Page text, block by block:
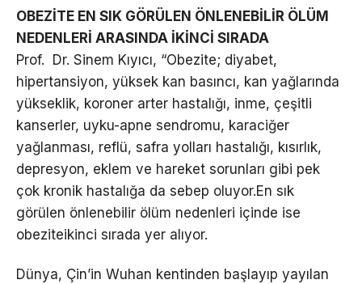
OBEZİTE EN SIK GÖRÜLEN ÖNLENEBİLİR ÖLÜM
NEDENLERİ ARASINDA İKİNCİ SIRADA
Prof. Dr. Sinem Kıyıcı, “Obezite; diyabet,
hipertansiyon, yüksek kan basıncı, kan yağlarında
yükseklik, koroner arter hastalığı, inme, çeşitli
kanserler, uyku-apne sendromu, karaciğer
yağlanması, reflü, safra yolları hastalığı, kısırlık,
depresyon, eklem ve hareket sorunları gibi pek
çok kronik hastalığa da sebep oluyor.En sık
görülen önlenebilir ölüm nedenleri içinde ise
obeziteikinci sırada yer alıyor.
Dünya, Çin’in Wuhan kentinden başlayıp yayılan